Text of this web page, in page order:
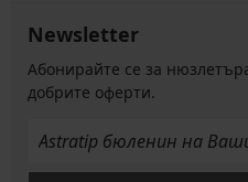
Newsletter
Абонирайте се за
добрите оферти.